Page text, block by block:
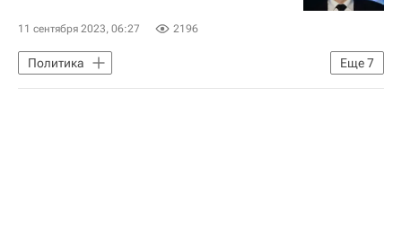
11 сентября 2023, 06:27 2196
Еще7
Политика
Единый день голосования в России — 2023